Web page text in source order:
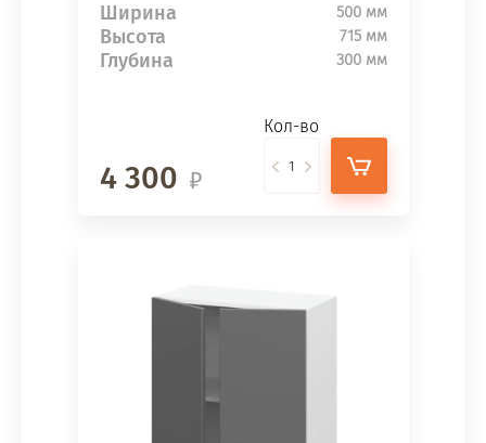
Ширина 500 мм
Высота 715 мм
Глубина 300 мм
4 300
Кол-во